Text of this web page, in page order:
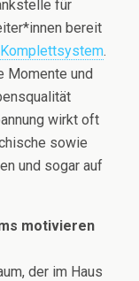
für
bereit
.
Momente und
wirkt oft
sowie
und sogar auf
motivieren
der im Haus